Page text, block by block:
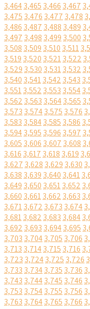
3,4643,465 3,466 3,467
3,475 3,476 3,477 3,478
3,486 3,487 3,488 3,489
3,497 3,498 3,499 3,500
3,508 3,509 3,510 3,511
3,519 3,520 3,5213,522
3,529 3,530 3,5313,532
3,540 3,5413,542 3,543
3,5513,552 3,553 3,554
3,562 3,563 3,5643,565
3,573 3,5743,575 3,576
3,583 3,5843,585 3,586
3,5943,595 3,596 3,597
3,605 3,606 3,607 3,608
3,616 3,617 3,618 3,619
3,627 3,628 3,629 3,630
3,638 3,639 3,640 3,641
3,649 3,650 3,6513,652
3,660 3,6613,662 3,663
3,6713,672 3,673 3,674
3,6813,682 3,683 3,684
3,692 3,693 3,6943,695
3,703 3,7043,705 3,706
3,713 3,7143,715 3,716
3,723 3,7243,725 3,726
3,733 3,7343,735 3,736
3,743 3,7443,745 3,746
3,753 3,7543,755 3,756
3,763 3,7643,765 3,766